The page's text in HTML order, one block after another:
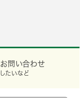
問い合わせ
たいなど